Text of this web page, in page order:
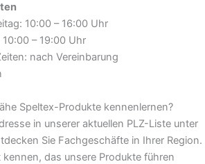
10:00 – 16:00 Uhr
– 19:00 Uhr
nach Vereinbarung
Speltex-Produkte kennenlernen?
in unserer aktuellen PLZ-Liste unter
Sie Fachgeschäfte in Ihrer Region.
kennen, das unsere Produkte führen